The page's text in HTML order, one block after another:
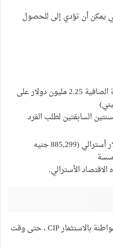
يمكن أن تؤدي إلى للحصول
أن تبلغ قيمة الثروة الشخصية الصافية 2.25 مليون دولار على
السابقتين لطلب الفرد
استثمار بقيمة 1.5 مليون دولار أسترالي (885,299 جنيه
الأسترالي.
كانت قبرص تمتلك أغلى برنامج للمواطنة بالاستثمار CIP ، حتى وقت